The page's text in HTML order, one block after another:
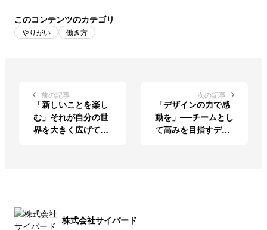
このコンテンツのカテゴリ
やりがい 働き方
前の記事
「新しいことを楽し
む」それが自分の世
界を大きく広げてく
次の記事
「デザインの力で感
動を」──チームとし
て高みを目指すデザ
株式会社サイバード